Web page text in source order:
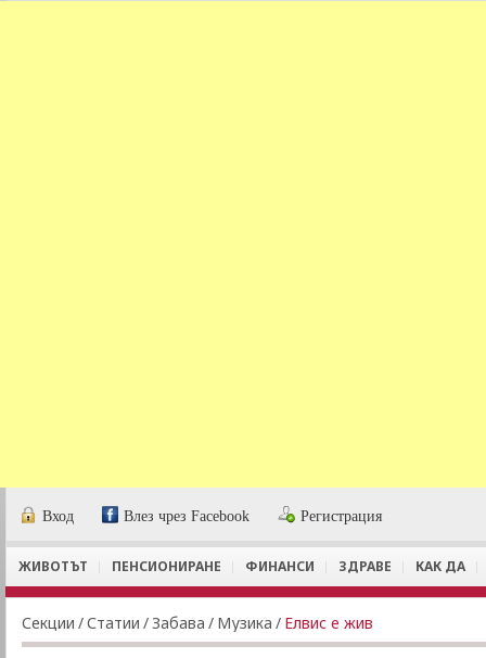
Вход Влез чрез Facebook Регистрация
ЖИВОТЪТ ПЕНСИОНИРАНЕ ФИНАНСИ ЗДРАВЕ КАК ДА
Секции /Статии / Забава / Музика / Елвис е жив